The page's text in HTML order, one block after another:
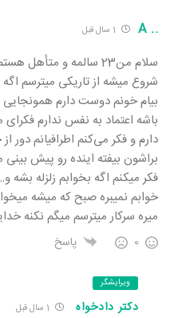
.. A
سلام من23 سالمه و
شروع میشه از تاریکی میترسم
بیام خونم دوست دارم
باشه اعتماد به نفس ندارم
دارم و فکر می‌کنم اطرافیانم دور
براشون بیفته اینده رو پیش
فکر میکنم اگه بخوابم زلزله
خوابم نمیبره صبح که میشه
میره سرکار میترسم میگم نکنه
0 پاسخ
ویرایشگر
دکتر دادخواه